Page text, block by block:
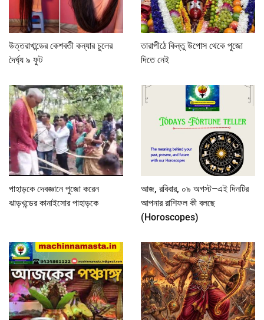
উত্তরাখান্ডের কেশবতী কন্যার চুলের
দৈর্ঘ্য ৯ ফুট
তারাপীঠে কিন্তু উপোস থেকে পুজো
দিতে নেই
পাহাড়কে দেবজ্ঞানে পুজো করেন
ঝাড়খন্ডের কানাইসোর পাহাড়কে
আজ, রবিবার, ০৯ অগস্ট–এই দিনটির
আপনার রাশিফল কী বলছে
(Horoscopes)